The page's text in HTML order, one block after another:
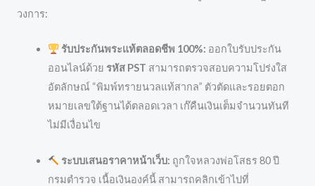
วงการ:
รับประกันพระแท้ตลอดชีพ 100%: ออกใบรับประกัน
ออนไลน์ด้วย รหัส PST สามารถตรวจสอบความโปร่งใส
อัตลักษณ์ “พิมพ์ทรายนวลแท้สากล” ตัวตัดและรอยตอก
หมายเลขใต้ฐานได้ตลอดเวลา เก๊คืนเงินเต็มจำนวนทันที
ไม่มีเงื่อนไข
ระบบเสนอราคาหน้าเว็บ: ถูกใจหลวงพ่อโสธร 80 ปี
กรมตำรวจ เนื้อเงินองค์นี้ สามารถคลิกเข้าไปที่